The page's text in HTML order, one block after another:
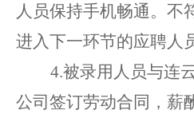
人员保持手机畅通。不
进入下一环节的应聘人
4.被录用人员与连
公司 签订劳动合同，薪